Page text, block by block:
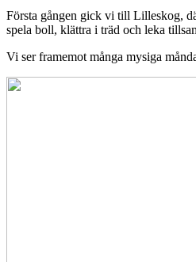
Första gången gick vi till Lilleskog,
spela boll, klättra i träd och leka
Vi ser framemot många mysiga